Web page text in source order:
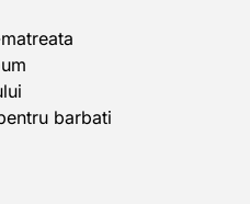
barbati